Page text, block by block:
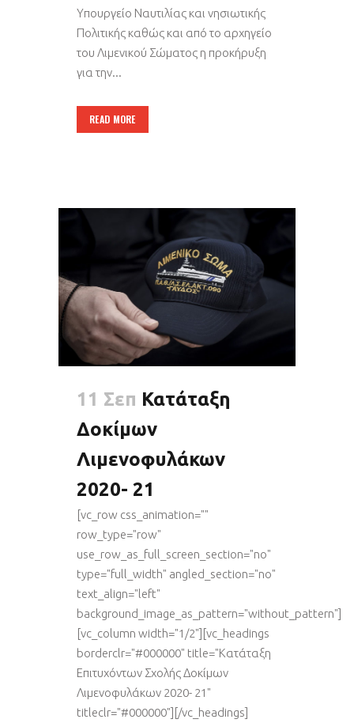
Υπουργείο Ναυτιλίας και νησιωτικής
Πολιτικής καθώς και από το αρχηγείο
του Λιμενικού Σώματος η προκήρυξη
για την...
READ MORE
11 Σεπ Κατάταξη
Δοκίμων
Λιμενοφυλάκων
2020- 21
[vc_row css_animation=""
row_type="row"
use_row_as_full_screen_section="no"
type="full_width" angled_section="no"
text_align="left"
background_image_as_pattern="without_pattern"]
[vc_column width="1/2"][vc_headings
borderclr="#000000" title="Κατάταξη
Επιτυχόντων Σχολής Δοκίμων
Λιμενοφυλάκων 2020- 21"
titleclr="#000000"][/vc_headings]